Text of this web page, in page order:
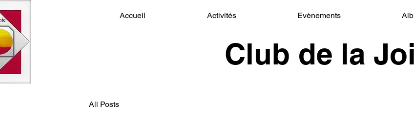
Accueil Activités Evènements
Club de la
All Posts